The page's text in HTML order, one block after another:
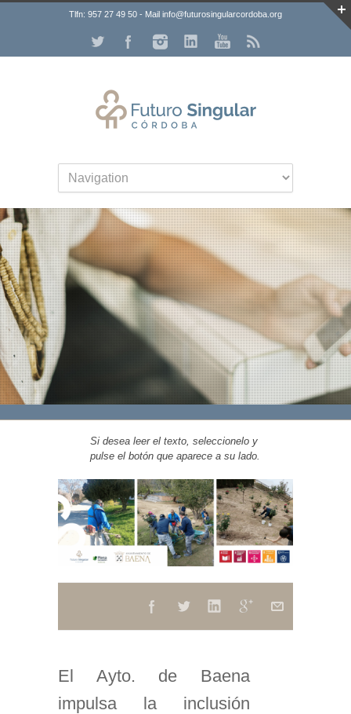
Tlfn: 957 27 49 50 - Mail info@futurosingularcordoba.org
Si desea leer el texto, seleccionelo y
pulse el botón que aparece a su lado.
El Ayto. de Baena
impulsa la inclusión